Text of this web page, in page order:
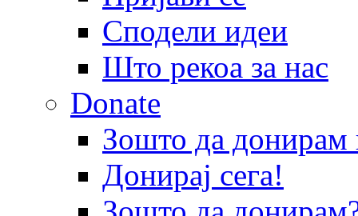
Сподели идеи
Што рекоа за нас
Donate
Зошто да
Донирај сега!